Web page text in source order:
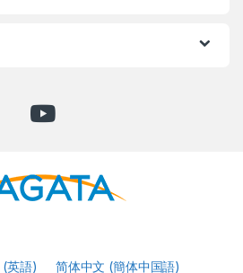
(英語) 简体中文 (簡体中国語)